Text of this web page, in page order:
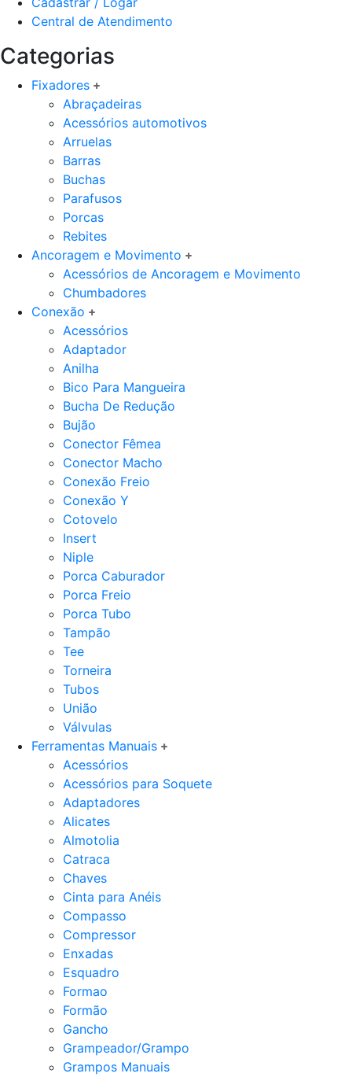
Central de Atendimento
Categorias
Fixadores
Abraçadeiras
Acessórios automotivos
Arruelas
Barras
Buchas
Parafusos
Porcas
Rebites
Ancoragem e Movimento
Acessórios de Ancoragem e Movimento
Chumbadores
Conexão
Acessórios
Adaptador
Anilha
Bico Para Mangueira
Bucha De Redução
Bujão
Conector Fêmea
Conector Macho
Conexão Freio
Conexão Y
Cotovelo
Insert
Niple
Porca Caburador
Porca Freio
Porca Tubo
Tampão
Tee
Torneira
Tubos
União
Válvulas
Ferramentas Manuais
Acessórios
Acessórios para Soquete
Adaptadores
Alicates
Almotolia
Catraca
Chaves
Cinta para Anéis
Compasso
Compressor
Enxadas
Esquadro
Formao
Formão
Gancho
Grampeador/Grampo
Grampos Manuais